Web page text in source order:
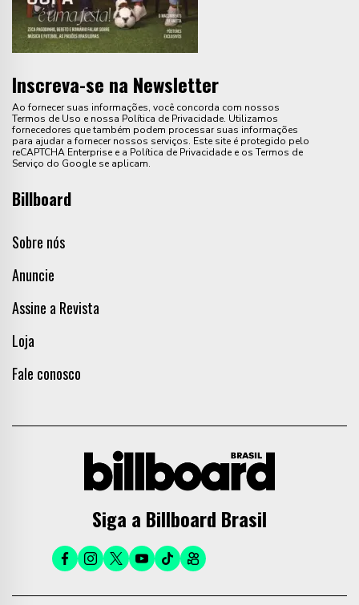
Inscreva-se na Newsletter
Ao fornecer suas informações, você concorda com nossos
Termos de Uso e nossa Política de Privacidade. Utilizamos
fornecedores que também podem processar suas informações
para ajudar a fornecer nossos serviços. Este site é protegido pelo
reCAPTCHA Enterprise e a Política de Privacidade e os Termos de
Serviço do Google se aplicam.
Billboard
Sobre nós
Anuncie
Assine a Revista
Loja
Fale conosco
Siga a Billboard Brasil